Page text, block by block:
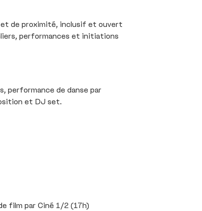
et de proximité, inclusif et ouvert
performances et initiations
performance de danse par
et DJ set.
film par Ciné 1/2 (17h)